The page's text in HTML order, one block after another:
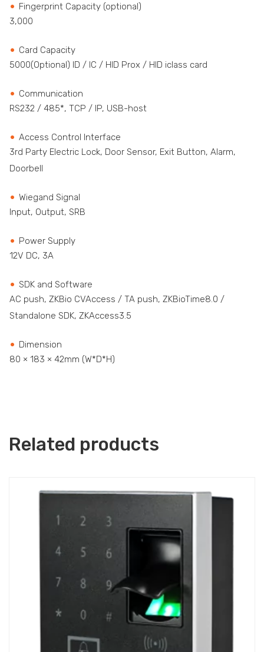
Fingerprint Capacity (optional)
3,000
Card Capacity
5000(Optional) ID / IC / HID Prox / HID iclass card
Communication
RS232 / 485*, TCP / IP, USB-host
Access Control Interface
3rd Party Electric Lock, Door Sensor, Exit Button, Alarm,
Doorbell
Wiegand Signal
Input, Output, SRB
Power Supply
12V DC, 3A
SDK and Software
AC push, ZKBio CVAccess / TA push, ZKBioTime8.0 /
Standalone SDK, ZKAccess3.5
Dimension
80 × 183 × 42mm (W*D*H)
Related products